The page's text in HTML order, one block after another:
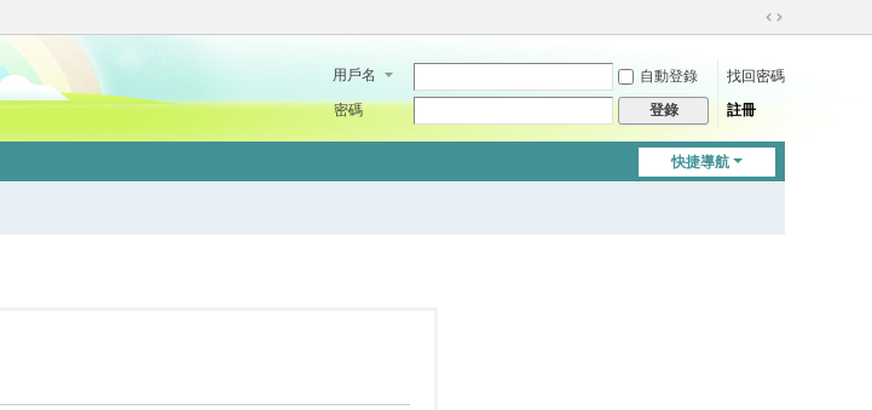
切
到
用戶名 自動登錄
找回密碼
密碼
登錄 註冊
快捷導航